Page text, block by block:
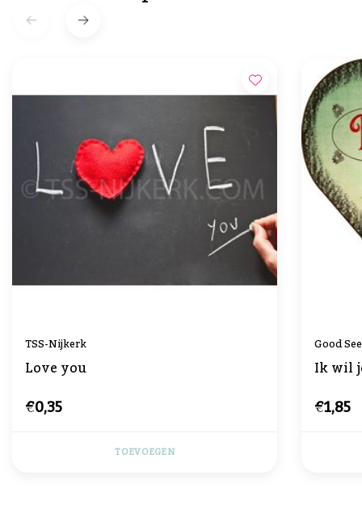
TSS-Nijkerk
Love you
€0,35
TOEVOEGEN
Good
Ik wil
€1,85